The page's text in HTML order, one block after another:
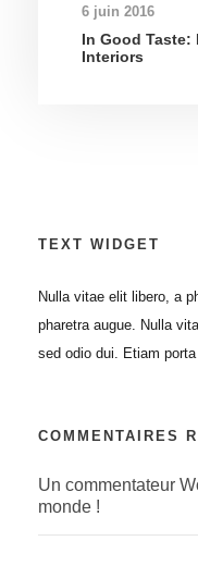
6 juin 2016
In Good Taste:
Interiors
TEXT WIDGET
Nulla vitae elit libero, a
pharetra augue. Nulla
sed odio dui. Etiam
COMMENTAIRES
Un commentateur
monde !